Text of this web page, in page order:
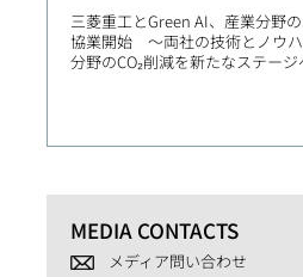
三菱重工とGreen AI、産業分野
協業開始 ～両社の技術とノウ
分野のCO₂削減を新たなステージ
MEDIA CONTACTS
メディア問い合わせ